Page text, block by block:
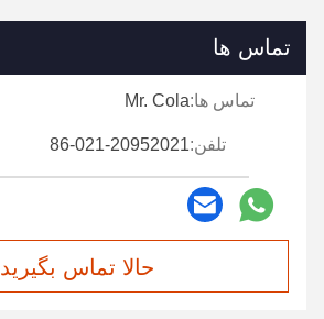
تماس ها
تماس ها:Mr. Cola
تلفن:86-021-20952021
حالا تماس بگیرید